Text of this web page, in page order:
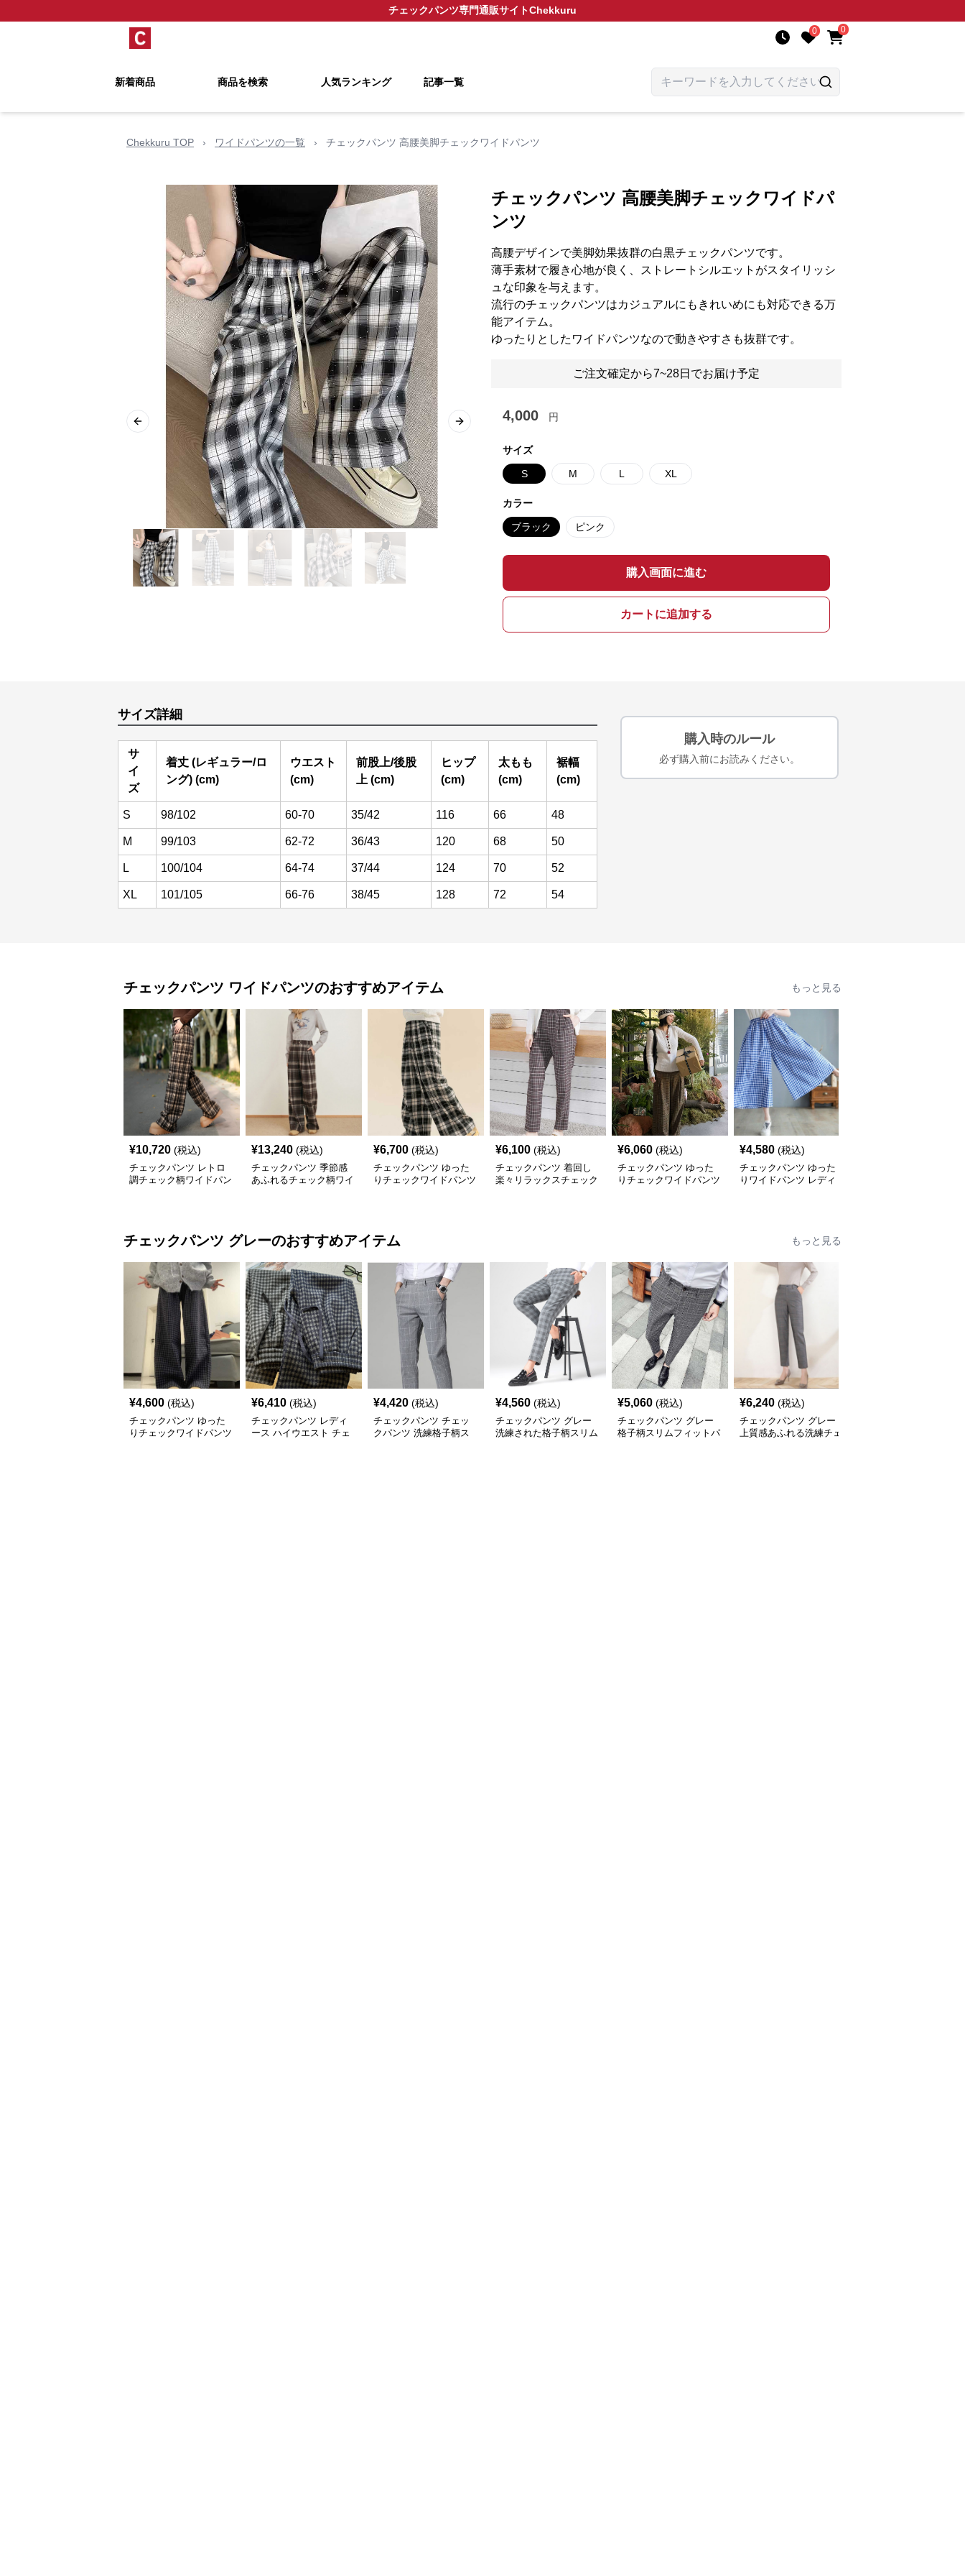
チェックパンツ専門通販サイトChekkuru
0 0
新着商品 商品を検索 人気ランキング 記事一覧
Chekkuru TOP › ワイドパンツの一覧 › チェックパンツ 高腰美脚チェックワイドパンツ
Previous slide Next slide
チェックパンツ 高腰美脚チェックワイドパ
ンツ
高腰デザインで美脚効果抜群の白黒チェックパンツです。
薄手素材で履き心地が良く、ストレートシルエットがスタイリッシ
ュな印象を与えます。
流行のチェックパンツはカジュアルにもきれいめにも対応できる万
能アイテム。
ゆったりとしたワイドパンツなので動きやすさも抜群です。
ご注文確定から7~28日でお届け予定
4,000 円
サイズ
S M L XL
カラー
ブラック ピンク
購入画面に進む
カートに追加する
サイズ詳細
サ
イ
ズ
着丈 (レギュラー/ロ
ング) (cm)
ウエスト
(cm)
前股上/後股
上 (cm)
ヒップ
(cm)
太もも
(cm)
裾幅
(cm)
S 98/102 60-70 35/42 116 66 48
M 99/103 62-72 36/43 120 68 50
L 100/104 64-74 37/44 124 70 52
XL 101/105 66-76 38/45 128 72 54
購入時のルール
必ず購入前にお読みください。
チェックパンツ ワイドパンツのおすすめアイテム もっと見る
¥10,720 (税込)
チェックパンツ レトロ
調チェック柄ワイドパン
¥13,240 (税込)
チェックパンツ 季節感
あふれるチェック柄ワイ
¥6,700 (税込)
チェックパンツ ゆった
りチェックワイドパンツ
¥6,100 (税込)
チェックパンツ 着回し
楽々リラックスチェック
¥6,060 (税込)
チェックパンツ ゆった
りチェックワイドパンツ
¥4,580 (税込)
チェックパンツ ゆった
りワイドパンツ レディ
チェックパンツ グレーのおすすめアイテム もっと見る
¥4,600 (税込)
チェックパンツ ゆった
りチェックワイドパンツ
¥6,410 (税込)
チェックパンツ レディ
ース ハイウエスト チェ
¥4,420 (税込)
チェックパンツ チェッ
クパンツ 洗練格子柄ス
¥4,560 (税込)
チェックパンツ グレー
洗練された格子柄スリム
¥5,060 (税込)
チェックパンツ グレー
格子柄スリムフィットパ
¥6,240 (税込)
チェックパンツ グレー
上質感あふれる洗練チェ